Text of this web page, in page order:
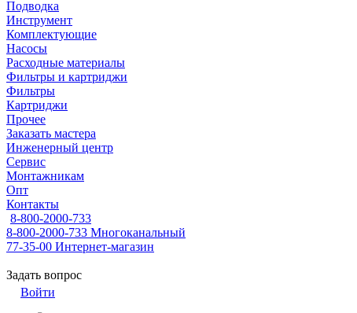
Подводка
Инструмент
Комплектующие
Насосы
Расходные материалы
Фильтры и картриджи
Фильтры
Картриджи
Прочее
Заказать мастера
Инженерный центр
Сервис
Монтажникам
Опт
Контакты
8-800-2000-733
8-800-2000-733 Многоканальный
77-35-00 Интернет-магазин
Задать вопрос
Войти